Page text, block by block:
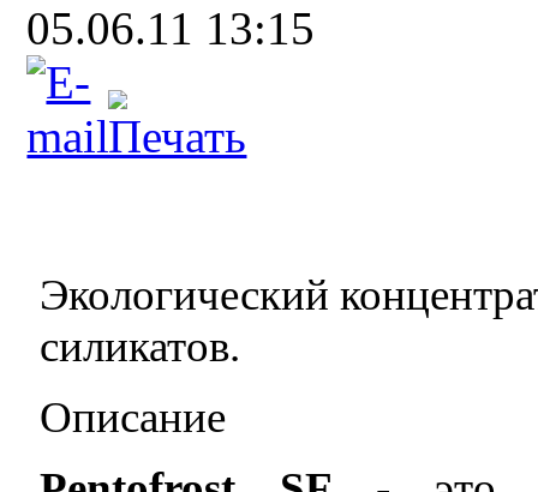
05.06.11 13:15
Экологический
силикатов.
Описание